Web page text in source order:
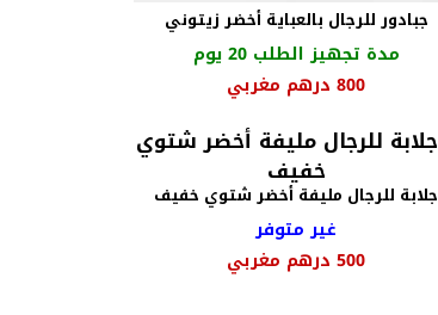
جبادور للرجال بالعباية أخضر زيتوني
مدة تجهيز الطلب 20 يوم
السعر
هو:
950 درهم
مغربي.
800 درهم مغربيالسعر
هو:
800 درهم
مغربي.
جلابة للرجال مليفة أخضر شتوي خفيف
غير متوفر
500 درهم مغربي